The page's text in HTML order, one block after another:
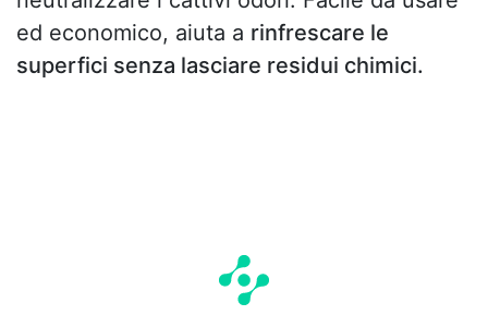
ed economico, aiuta a rinfrescare le
superfici senza lasciare residui chimici.